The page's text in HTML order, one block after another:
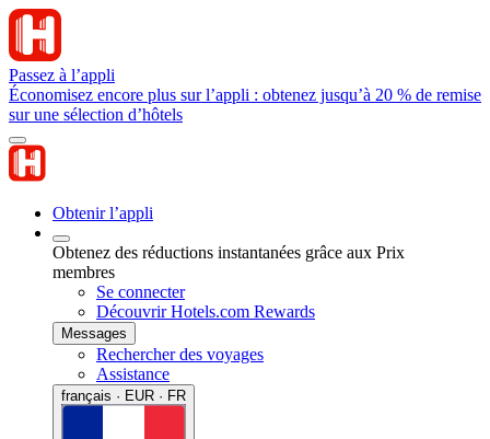
Passez à l’appli
Économisez encore plus sur l’appli : obtenez jusqu’à 20 % de remise
sur une sélection d’hôtels
Obtenir l’appli
Obtenez des réductions instantanées grâce aux Prix
membres
Se connecter
Découvrir Hotels.com Rewards
Messages
Rechercher des voyages
Assistance
français · EUR · FR